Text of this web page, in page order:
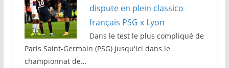
dispute en plein classico
français PSG x Lyon
Dans le test le plus compliqué de
Paris Saint-Germain (PSG) jusqu'ici dans le
championnat de…